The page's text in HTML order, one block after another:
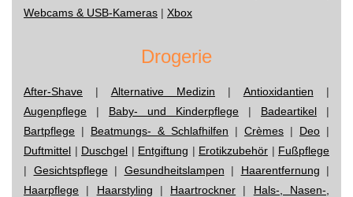
Webcams & USB-Kameras | Xbox
Drogerie
After-Shave | Alternative Medizin | Antioxidantien |
Augenpflege | Baby- und Kinderpflege | Badeartikel |
Bartpflege | Beatmungs- & Schlafhilfen | Crèmes | Deo |
Duftmittel | Duschgel | Entgiftung | Erotikzubehör | Fußpflege
| Gesichtspflege| Gesundheitslampen | Haarentfernung |
Haarpflege | Haarstyling | Haartrockner | Hals-, Nasen-,